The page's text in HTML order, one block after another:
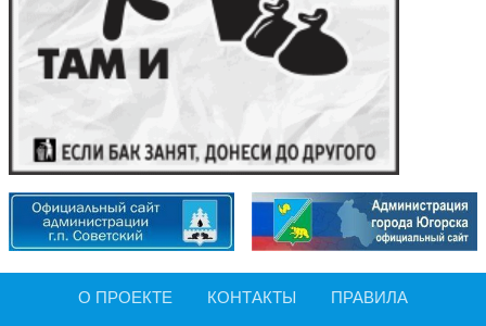
О ПРОЕКТЕ КОНТАКТЫ ПРАВИЛА